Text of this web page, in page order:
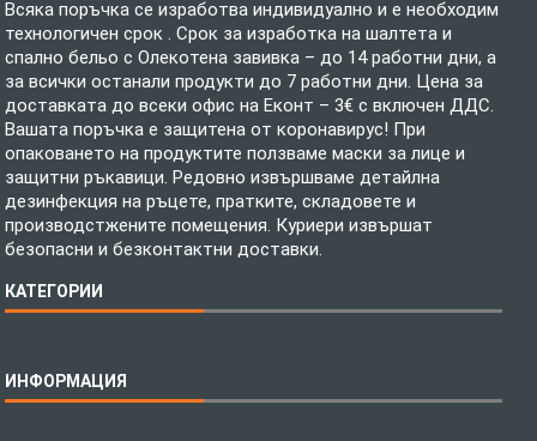
Всяка поръчка се изработва индивидуално и е необходим
технологичен срок . Срок за изработка на шалтета и
спално бельо с Олекотена завивка – до 14 работни дни, а
за всички останали продукти до 7 работни дни. Цена за
доставката до всеки офис на Еконт – 3€ с включен ДДС.
Вашата поръчка е защитена от коронавирус! При
опаковането на продуктите ползваме маски за лице и
защитни ръкавици. Редовно извършваме детайлна
дезинфекция на ръцете, пратките, складовете и
производстжените помещения. Куриери извършат
безопасни и безконтактни доставки.
КАТЕГОРИИ
Бебешки спални комплекти
ИНФОРМАЦИЯ